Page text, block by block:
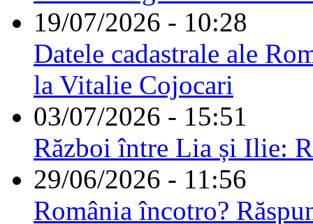
19/07/2026 - 10:28
Datele cadastrale ale
la Vitalie Cojocari
03/07/2026 - 15:51
Război între Lia și Ilie:
29/06/2026 - 11:56
România încotro?